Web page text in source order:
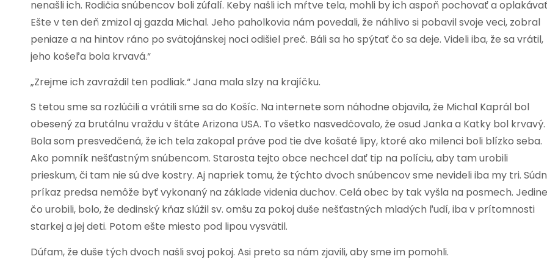
nenašli ich. Rodičia snúbencov boli zúfalí. Keby našli ich mŕtve tela, mohli by ich aspoň pochovať a
Ešte v ten deň zmizol aj gazda Michal. Jeho paholkovia nám povedali, že náhlivo si pobavil svoje veci, zobral
peniaze a na hintov ráno po svätojánskej noci odišiel preč. Báli sa ho spýtať čo sa deje. Videli iba, že sa vrátil,
jeho košeľa bola krvavá.“
„Zrejme ich zavraždil ten podliak.“ Jana mala slzy na krajíčku.
S tetou sme sa rozlúčili a vrátili sme sa do Košíc. Na internete som náhodne objavila, že Michal Kaprál bol
obesený za brutálnu vraždu v štáte Arizona USA. To všetko nasvedčovalo, že osud Janka a Katky bol krvavý.
Bola som presvedčená, že ich tela zakopal práve pod tie dve košaté lipy, ktoré ako milenci boli blízko seba.
Ako pomník nešťastným snúbencom. Starosta tejto obce nechcel dať tip na políciu, aby tam urobili
prieskum, či tam nie sú dve kostry. Aj napriek tomu, že týchto dvoch snúbencov sme nevideli iba my tri.
príkaz predsa nemôže byť vykonaný na základe videnia duchov. Celá obec by tak vyšla na posmech. Jedine
čo urobili, bolo, že dedinský kňaz slúžil sv. omšu za pokoj duše nešťastných mladých ľudí, iba v prítomnosti
starkej a jej deti. Potom ešte miesto pod lipou vysvätil.
Dúfam, že duše tých dvoch našli svoj pokoj. Asi preto sa nám zjavili, aby sme im pomohli.